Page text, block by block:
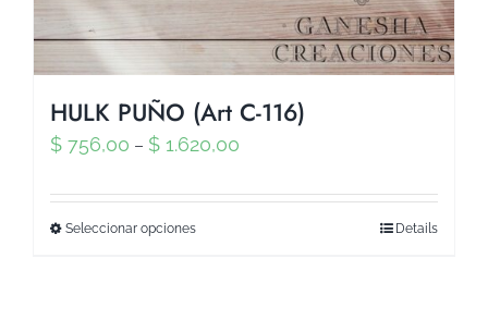
HULK PUÑO (Art C-116)
$ 756,00 – $ 1.620,00
Seleccionar opciones Details